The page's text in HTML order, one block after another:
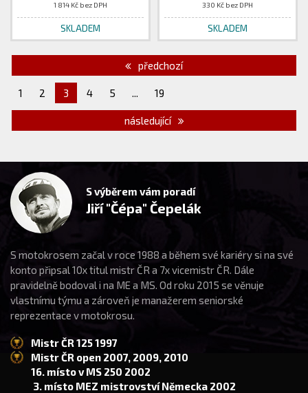
1 814 Kč bez DPH
SKLADEM
330 Kč bez DPH
SKLADEM
předchozí
1 2 3 4 5 ... 19
následující
S výběrem vám poradí
Jiří "Čépa" Čepelák
S motokrosem začal v roce 1988 a během své kariéry si na své
konto připsal 10x titul mistr ČR a 7x vicemistr ČR. Dále
pravidelně bodoval i na ME a MS. Od roku 2015 se věnuje
vlastnímu týmu a zároveň je manažerem seniorské
reprezentace v motokrosu.
Mistr ČR 125 1997
Mistr ČR open 2007, 2009, 2010
16. místo v MS 250 2002
3. místo MEZ mistrovství Německa 2002